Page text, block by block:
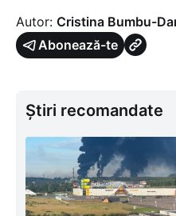
Autor: Cristina Bumbu-
Abonează-te
Știri recomandate